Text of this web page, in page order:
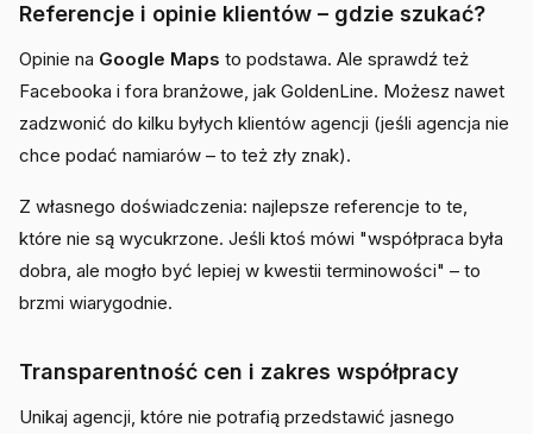
Referencje i opinie klientów – gdzie szukać?
Opinie na Google Maps to podstawa. Ale sprawdź też
Facebooka i fora branżowe, jak GoldenLine. Możesz nawet
zadzwonić do kilku byłych klientów agencji (jeśli agencja nie
chce podać namiarów – to też zły znak).
Z własnego doświadczenia: najlepsze referencje to te,
które nie są wycukrzone. Jeśli ktoś mówi "współpraca była
dobra, ale mogło być lepiej w kwestii terminowości" – to
brzmi wiarygodnie.
Transparentność cen i zakres współpracy
Unikaj agencji, które nie potrafią przedstawić jasnego